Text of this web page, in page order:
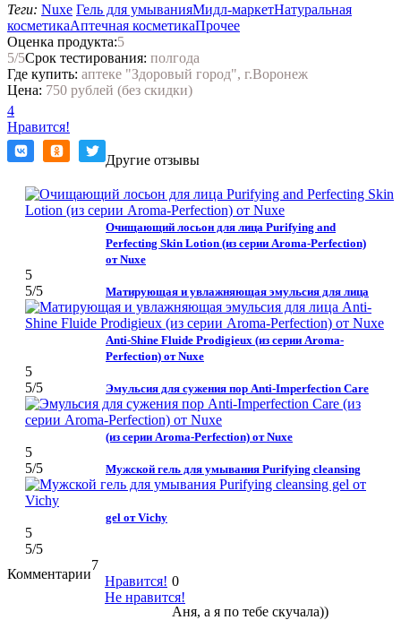
Теги: Nuxe Гель для умыванияМидл-маркетНатуральная
косметикаАптечная косметикаПрочее
Оценка продукта:5
5/5Срок тестирования: полгода
Где купить: аптеке "Здоровый город", г.Воронеж
Цена: 750 рублей (без скидки)
4
Нравится!
Другие отзывы
Очищающий лосьон для лица Purifying and
Perfecting Skin Lotion (из серии Aroma-Perfection)
от Nuxe
5
5/5 Матирующая и увлажняющая эмульсия для лица
Anti-Shine Fluide Prodigieux (из серии Aroma-
Perfection) от Nuxe
5
5/5 Эмульсия для сужения пор Anti-Imperfection Care
(из серии Aroma-Perfection) от Nuxe
5
5/5 Мужской гель для умывания Purifying cleansing
gel от Vichy
5
5/5
Комментарии
7
Нравится!
Не нравится!
0
Аня, а я по тебе скучала))